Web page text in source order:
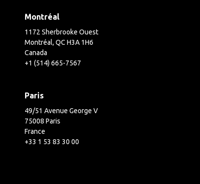
Montréal
1172 Sherbrooke Ouest
Montréal, QC H3A 1H6
Canada
+1 (514) 665-7567
Paris
49/51 Avenue George V
75008 Paris
France
+33 1 53 83 30 00